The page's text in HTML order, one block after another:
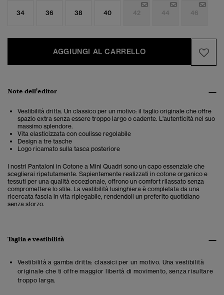
34 36 38 40 42 44 46
AGGIUNGI AL CARRELLO
Note dell'editor
Vestibilità dritta. Un classico per un motivo: il taglio originale che offre
spazio extra senza essere troppo largo o cadente. L'autenticità nel suo
massimo splendore.
Vita elasticizzata con coulisse regolabile
Design a tre tasche
Logo ricamato sulla tasca posteriore
I nostri Pantaloni in Cotone a Mini Quadri sono un capo essenziale che
sceglierai ripetutamente. Sapientemente realizzati in cotone organico e
tessuti per una qualità eccezionale, offrono un comfort rilassato senza
compromettere lo stile. La vestibilità lusinghiera è completata da una
ricercata fascia in vita ripiegabile, rendendoli un preferito quotidiano
senza sforzo.
Taglia e vestibilità
Vestibilità a gamba dritta: classici per un motivo. Una vestibilità
originale che ti offre maggior libertà di movimento, senza risultare
troppo larga.